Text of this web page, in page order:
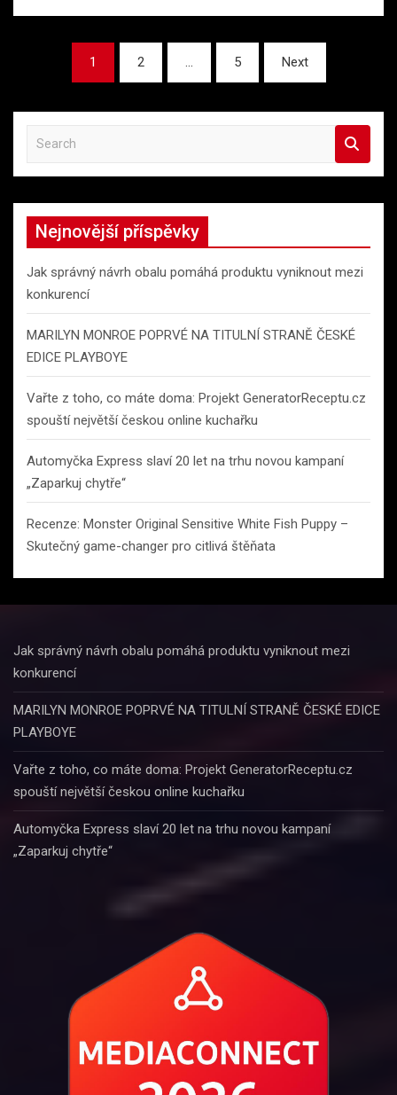
Stránkování
příspěvků
1 2 … 5 Next
a
r
h
Nejnovější příspěvky
Jak správný návrh obalu pomáhá produktu vyniknout mezi
konkurencí
MARILYN MONROE POPRVÉ NA TITULNÍ STRANĚ ČESKÉ
EDICE PLAYBOYE
Vařte z toho, co máte doma: Projekt GeneratorReceptu.cz
spouští největší českou online kuchařku
Automyčka Express slaví 20 let na trhu novou kampaní
„Zaparkuj chytře“
Recenze: Monster Original Sensitive White Fish Puppy –
Skutečný game-changer pro citlivá štěňata
Jak správný návrh obalu pomáhá produktu vyniknout mezi
konkurencí
MARILYN MONROE POPRVÉ NA TITULNÍ STRANĚ ČESKÉ EDICE
PLAYBOYE
Vařte z toho, co máte doma: Projekt GeneratorReceptu.cz
spouští největší českou online kuchařku
Automyčka Express slaví 20 let na trhu novou kampaní
„Zaparkuj chytře“